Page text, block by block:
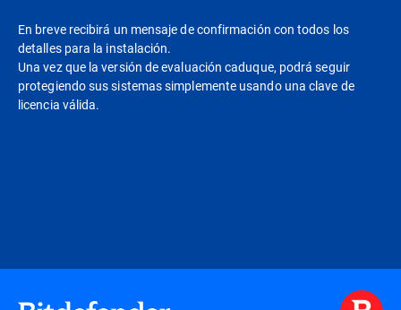
En breve recibirá un mensaje de confirmación con todos los
detalles para la instalación.
Una vez que la versión de evaluación caduque, podrá seguir
protegiendo sus sistemas simplemente usando una clave de
licencia válida.